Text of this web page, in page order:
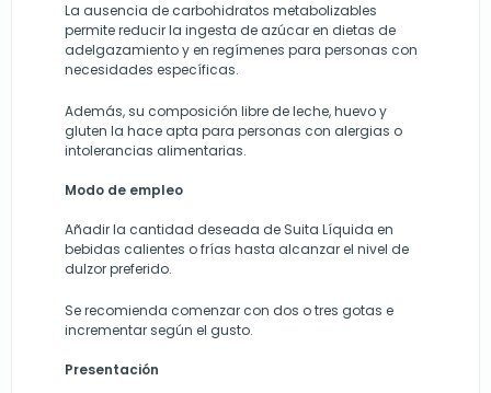
La ausencia de carbohidratos metabolizables
permite reducir la ingesta de azúcar en dietas de
adelgazamiento y en regímenes para personas con
necesidades específicas.
Además, su composición libre de leche, huevo y
gluten la hace apta para personas con alergias o
intolerancias alimentarias.
Modo de empleo
Añadir la cantidad deseada de Suita Líquida en
bebidas calientes o frías hasta alcanzar el nivel de
dulzor preferido.
Se recomienda comenzar con dos o tres gotas e
incrementar según el gusto.
Presentación